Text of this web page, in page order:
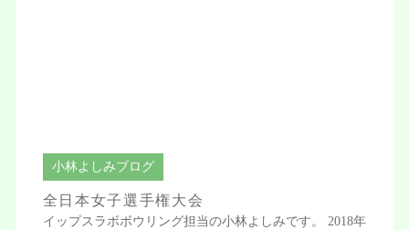
小林よしみブログ
全日本女子選手権大会
イップスラボボウリング担当の小林よしみです。 2018年